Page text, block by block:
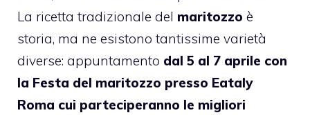
La ricetta tradizionale del maritozzo è
storia, ma ne esistono tantissime varietà
diverse: appuntamento dal 5 al 7 aprile con
la Festa del maritozzo presso Eataly
Roma cui parteciperanno le migliori